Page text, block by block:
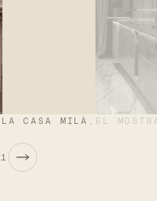
CASA MILÀ. EL